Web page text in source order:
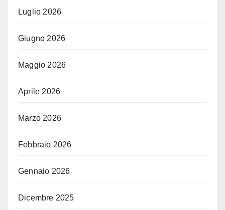
Luglio 2026
Giugno 2026
Maggio 2026
Aprile 2026
Marzo 2026
Febbraio 2026
Gennaio 2026
Dicembre 2025